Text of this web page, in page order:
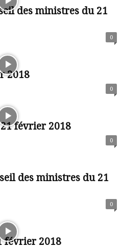
des ministres du 21
0
2018
0
février 2018
0
des ministres du 21
0
février 2018